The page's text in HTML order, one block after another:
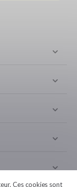
Ces cookies sont